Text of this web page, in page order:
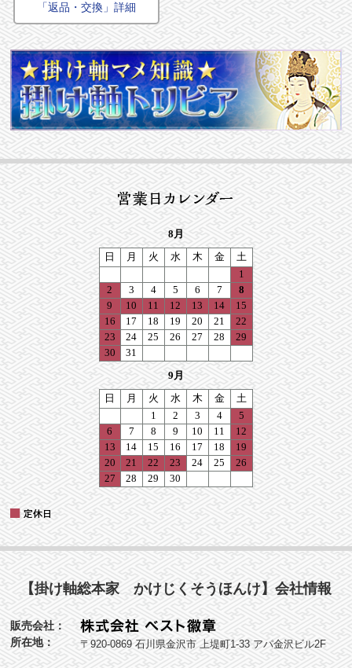
「返品・交換」詳細
【掛け軸総本家 かけじくそうほんけ】会社情報
販売会社：
所在地：
〒920-0869 石川県金沢市 上堤町1-33 アパ金沢ビル2F